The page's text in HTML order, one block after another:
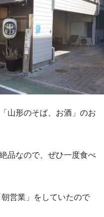
山形のそば、お酒」のお
品なので、ぜひ一度食べ
営業」をしていたので